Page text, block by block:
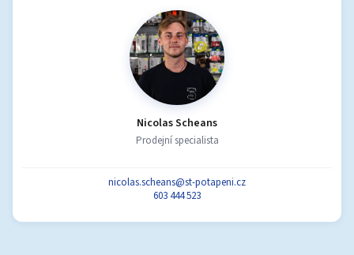
Nicolas Scheans
Prodejní specialista
nicolas.scheans@st-potapeni.cz
603 444 523